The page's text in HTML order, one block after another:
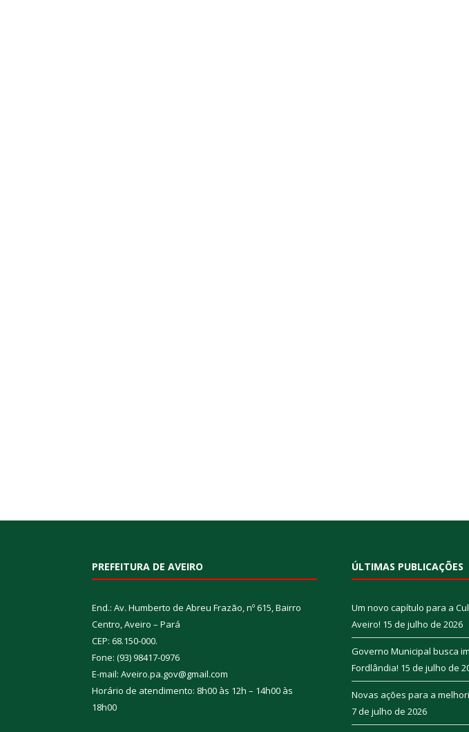
PREFEITURA DE AVEIRO
End.: Av. Humberto de Abreu Frazão, nº 615, Bairro
Centro, Aveiro – Pará
CEP: 68.150-000.
Fone: (93) 98417-0976
E-mail: Aveiro.pa.gov@gmail.com
Horário de atendimento: 8h00 às 12h – 14h00 às
18h00
ÚLTIMAS PUBLICAÇÕES
Um novo capítulo para a
Aveiro! 15 de julho de 2026
Governo Municipal busca
Fordlândia! 15 de julho de
Novas ações para a
7 de julho de 2026